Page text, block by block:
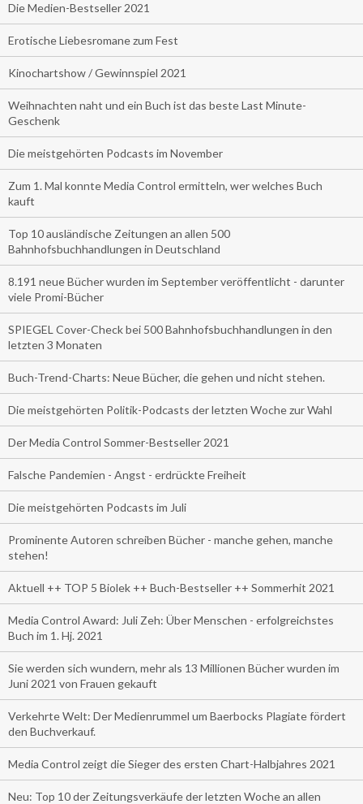
Die Medien-Bestseller 2021
Erotische Liebesromane zum Fest
Kinochartshow / Gewinnspiel 2021
Weihnachten naht und ein Buch ist das beste Last Minute-
Geschenk
Die meistgehörten Podcasts im November
Zum 1. Mal konnte Media Control ermitteln, wer welches Buch
kauft
Top 10 ausländische Zeitungen an allen 500
Bahnhofsbuchhandlungen in Deutschland
8.191 neue Bücher wurden im September veröffentlicht - darunter
viele Promi-Bücher
SPIEGEL Cover-Check bei 500 Bahnhofsbuchhandlungen in den
letzten 3 Monaten
Buch-Trend-Charts: Neue Bücher, die gehen und nicht stehen.
Die meistgehörten Politik-Podcasts der letzten Woche zur Wahl
Der Media Control Sommer-Bestseller 2021
Falsche Pandemien - Angst - erdrückte Freiheit
Die meistgehörten Podcasts im Juli
Prominente Autoren schreiben Bücher - manche gehen, manche
stehen!
Aktuell ++ TOP 5 Biolek ++ Buch-Bestseller ++ Sommerhit 2021
Media Control Award: Juli Zeh: Über Menschen - erfolgreichstes
Buch im 1. Hj. 2021
Sie werden sich wundern, mehr als 13 Millionen Bücher wurden im
Juni 2021 von Frauen gekauft
Verkehrte Welt: Der Medienrummel um Baerbocks Plagiate fördert
den Buchverkauf.
Media Control zeigt die Sieger des ersten Chart-Halbjahres 2021
Neu: Top 10 der Zeitungsverkäufe der letzten Woche an allen